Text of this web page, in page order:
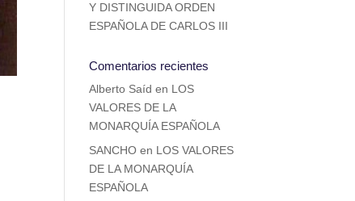
Y DISTINGUIDA ORDEN
ESPAÑOLA DE CARLOS III
Comentarios recientes
Alberto Saíd en LOS
VALORES DE LA
MONARQUÍA ESPAÑOLA
SANCHO en LOS VALORES
DE LA MONARQUÍA
ESPAÑOLA